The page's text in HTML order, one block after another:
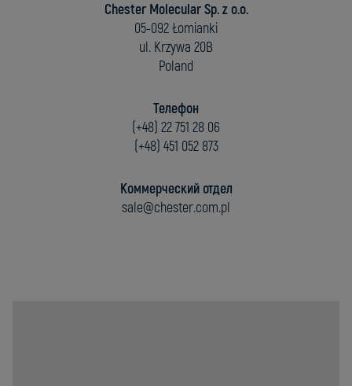
Chester Molecular Sp. z o.o.
05-092 Łomianki
ul. Krzywa 20B
Poland
Телефон
(+48) 22 751 28 06
(+48) 451 052 873
Коммерческий отдел
sale@chester.com.pl